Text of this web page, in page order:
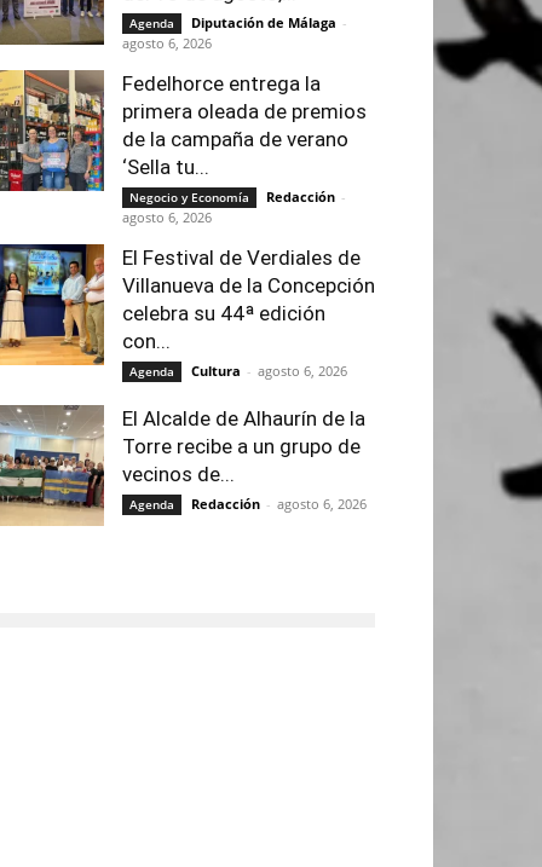
Agenda Diputación de Málaga -
agosto 6, 2026
Fedelhorce entrega la
primera oleada de premios
de la campaña de verano
‘Sella tu...
Negocio y Economía Redacción -
agosto 6, 2026
El Festival de Verdiales de
Villanueva de la Concepción
celebra su 44ª edición
con...
Agenda Cultura - agosto 6, 2026
El Alcalde de Alhaurín de la
Torre recibe a un grupo de
vecinos de...
Agenda Redacción - agosto 6, 2026